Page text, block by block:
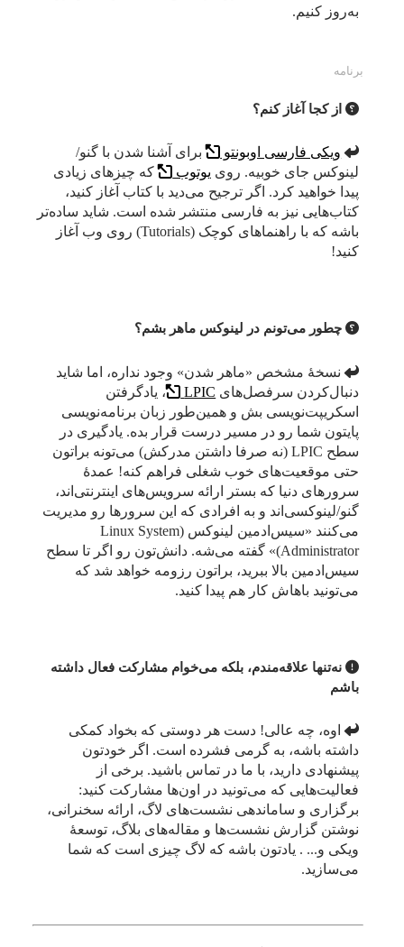
به‌روز کنیم.
برنامه
از کجا آغاز کنم؟
ویکی فارسی اوبونتو
برای آشنا شدن با گنو/
لینوکس جای خوبیه. روی یوتوب
که چیزهای زیادی
پیدا خواهید کرد. اگر ترجیح می‌دید با کتاب آغاز کنید،
کتاب‌هایی نیز به فارسی منتشر شده است. شاید ساده‌تر
باشه که با راهنماهای کوچک (Tutorials) روی وب آغاز
کنید!
چطور می‌تونم در لینوکس ماهر بشم؟
نسخهٔ مشخص «ماهر شدن» وجود نداره، اما شاید
دنبال‌کردن سرفصل‌های LPIC
، یادگرفتن
اسکریپت‌نویسی بش و همین‌طور زبان برنامه‌نویسی
پایتون شما رو در مسیر درست قرار بده. یادگیری در
سطح LPIC (نه صرفا داشتن مدرکش) می‌تونه براتون
حتی موقعیت‌های خوب شغلی فراهم کنه! عمدهٔ
سرورهای دنیا که بستر ارائه سرویس‌های اینترنتی‌اند،
گنو/لینوکسی‌اند و به افرادی که این سرورها رو مدیریت
می‌کنند «سیس‌ادمین لینوکس (Linux System
Administrator)» گفته می‌شه. دانش‌تون رو اگر تا سطح
سیس‌ادمین بالا ببرید، براتون رزومه خواهد شد که
می‌تونید باهاش کار هم پیدا کنید.
نه‌تنها علاقه‌مندم، بلکه می‌خوام مشارکت فعال داشته
باشم
اوه، چه عالی! دست هر دوستی که بخواد کمکی
داشته باشه، به گرمی فشرده است. اگر خودتون
پیشنهادی دارید، با ما در تماس باشید. برخی از
فعالیت‌هایی که می‌تونید در اون‌ها مشارکت کنید:
برگزاری و ساماندهی نشست‌های لاگ، ارائه سخنرانی،
نوشتن گزارش نشست‌ها و مقاله‌های بلاگ، توسعهٔ
ویکی و... . یادتون باشه که لاگ چیزی است که شما
می‌سازید.